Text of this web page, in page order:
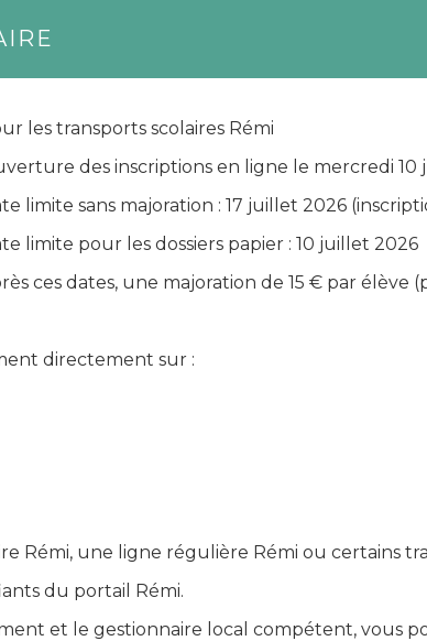
les transports scolaires Rémi
des inscriptions en ligne le mercredi 10
limite sans majoration : 17 juillet 2026
limite pour les dossiers papier : 10 juillet 2026
ces dates, une majoration de 15 € par élève
directement sur :
Rémi, une ligne régulière Rémi ou certains
du portail Rémi.
et le gestionnaire local compétent, vous